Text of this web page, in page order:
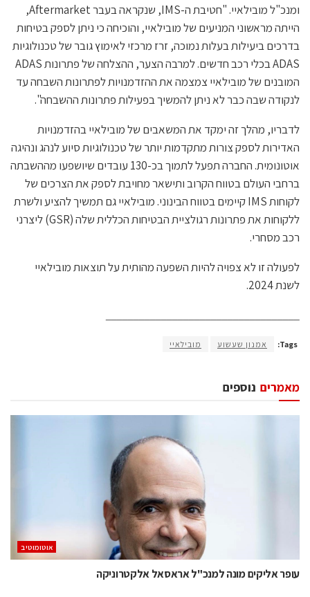
ומנכ"ל מובילאיי. "חטיבת ה-IMS, שנקראה בעבר Aftermarket,
הייתה מראשוני המניעים של מובילאיי, והוכיחה כי ניתן לספק בטיחות
בדרכים ביעילות בעלות נמוכה, זרז מרכזי לאימוץ גובר של טכנולוגיות
ADAS בכלי רכב חדשים. למרבה הצער, ההצלחה של פתרונות ADAS
המובנים של מובילאיי צמצמה את ההזדמנויות לפתרונות השבחה עד
לנקודה שבה כבר לא ניתן להמשיך בפעילות פתרונות ההשבחה".
לדבריו, מהלך זה ימקד את המשאבים של מובילאיי בהזדמנויות
האדירות לספק צורות מתקדמות יותר של טכנולוגיות סיוע לנהג ונהיגה
אוטונומית. החברה תפעל לתמוך בכ-130 עובדים שיושפעו מההשבתה
ברחבי העולם בטווח הקרוב ותישאר מחויבת לספק את הצרכים של
לקוחות IMS קיימים בטווח הבינוני. מובילאיי גם תמשיך להציע ולשרת
ללקוחות את פתרונות רגולציית הבטיחות הכללית שלה (GSR) ליצרני
רכב מסחרי.
לפעולה זו לא צפויה להיות השפעה מהותית על תוצאות מובילאיי
לשנת 2024.
Tags: אמנון שעשוע מובילאיי
נוספים מאמרים
אוטומוטיב
עופר אליקים מונה למנכ"ל אראסאל אלקטרוניקה